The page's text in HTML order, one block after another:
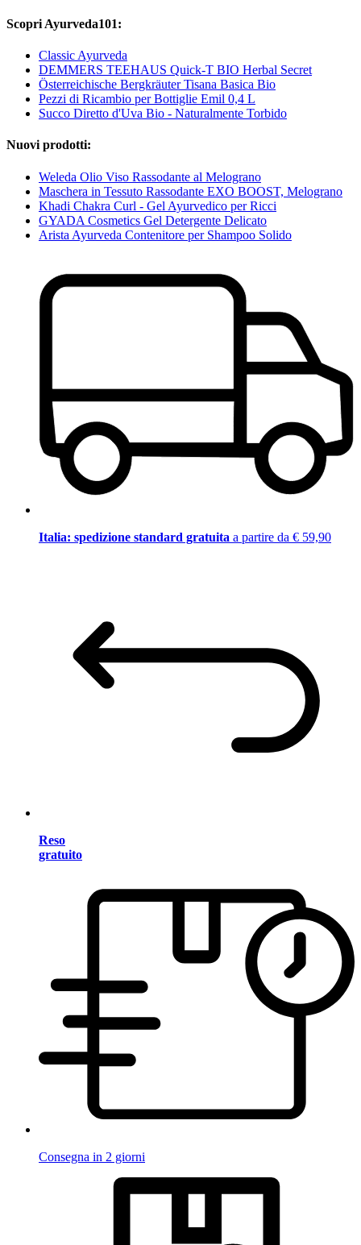
Scopri Ayurveda101:
Classic Ayurveda
DEMMERS TEEHAUS Quick-T BIO Herbal Secret
Österreichische Bergkräuter Tisana Basica Bio
Pezzi di Ricambio per Bottiglie Emil 0,4 L
Succo Diretto d'Uva Bio - Naturalmente Torbido
Nuovi prodotti:
Weleda Olio Viso Rassodante al Melograno
Maschera in Tessuto Rassodante EXO BOOST, Melograno
Khadi Chakra Curl - Gel Ayurvedico per Ricci
GYADA Cosmetics Gel Detergente Delicato
Arista Ayurveda Contenitore per Shampoo Solido
Italia: spedizione standard gratuita a partire da € 59,90
Reso
gratuito
Consegna in 2 giorni